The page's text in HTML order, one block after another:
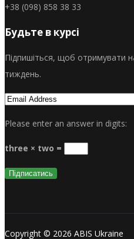
+38 (098) 858 38 33
Будьте в курсі
Підпишіться, щоб отримувати
тиждень.
Please enter an answer in digits:
three × two =
Copyright © 2026 ABIS Ukraine